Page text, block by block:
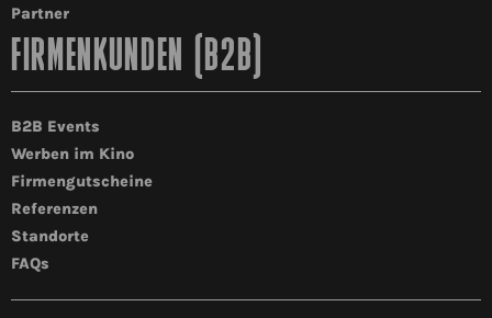
Partner
FIRMENKUNDEN (B2B)
B2B Events
Werben im Kino
Firmengutscheine
Referenzen
Standorte
FAQs